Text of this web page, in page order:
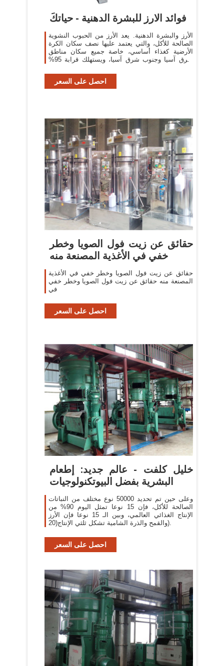
فوائد الارز للبشرة الدهنية - حياتكَ
الأرز والبشرة الدهنية. يعد الأرز من الحبوب النشوية
الصالحة للأكل، والتي يعتمد عليها نصف سكان الكرة
الأرضية كغذاء أساسي، خاصة جميع سكان مناطق
شرق آسيا وجنوب شرق آسيا، ويستهلك قرابة 95%
احصل على السعر
حقائق عن زيت فول الصويا وخطر
خفي في الأغذية المصنعة منه
حقائق عن زيت فول الصويا وخطر خفي في الأغذية
المصنعة منه حقائق عن زيت فول الصويا وخطر خفي
في
احصل على السعر
خليل كلفت - عالم جديد: إطعام
البشرية بفضل البيوتكنولوجيات
وعلى حين تم تحديد 50000 نوع مختلف من النباتات
الصالحة للأكل، فإن 15 نوعا تمثل اليوم 90% من
الإنتاج الغذائي العالمي، وبين الـ 15 نوعا فإن الأرز
والقمح والذرة الشامية تشكل ثلثي الإنتاج(20).
احصل على السعر